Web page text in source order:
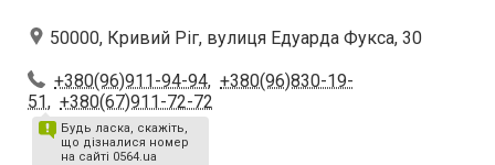
50000, Кривий Ріг, вулиця Едуарда Фукса, 30
+380(96)911-94-94, +380(96)830-19-
51, +380(67)911-72-72
Будь ласка, скажіть,
що дізналися номер
на сайті 0564.ua